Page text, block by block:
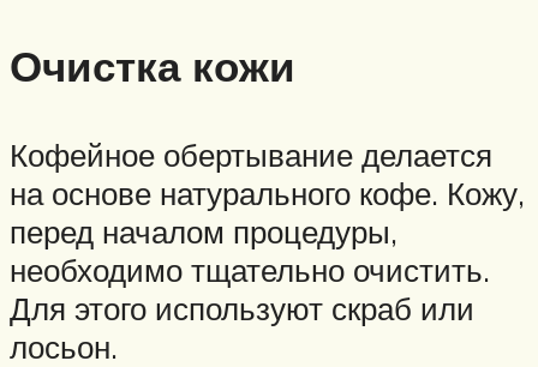
Очистка кожи
Кофейное обертывание делается
на основе натурального кофе. Кожу,
перед началом процедуры,
необходимо тщательно очистить.
Для этого используют скраб или
лосьон.